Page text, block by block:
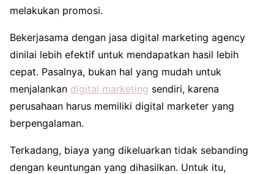
melakukan promosi.
Bekerjasama dengan jasa digital marketing agency
dinilai lebih efektif untuk mendapatkan hasil lebih
cepat. Pasalnya, bukan hal yang mudah untuk
menjalankan digital marketing sendiri, karena
perusahaan harus memiliki digital marketer yang
berpengalaman.
Terkadang, biaya yang dikeluarkan tidak sebanding
dengan keuntungan yang dihasilkan. Untuk itu,